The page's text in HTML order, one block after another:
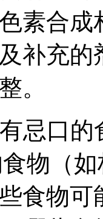
素合成
补充的
。
忌口
物（
食物